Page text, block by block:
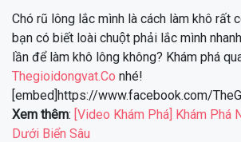
Chó rũ lông lắc mình là cách làm khô rất
bạn có biết loài chuột phải lắc mình
lần để làm khô lông không? Khám phá
Thegioidongvat.Co nhé!
[embed]https://www.facebook.com/
Xem thêm: [Video Khám Phá] Khám Phá
Dưới Biển Sâu